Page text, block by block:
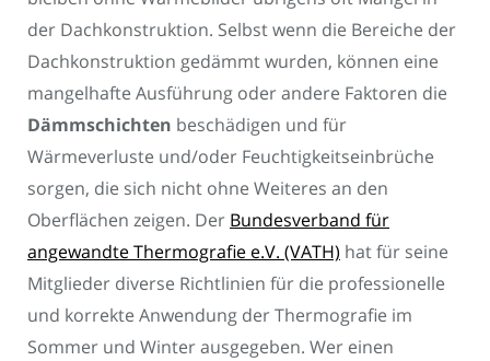
der Dachkonstruktion. Selbst wenn die Bereiche der
Dachkonstruktion gedämmt wurden, können eine
mangelhafte Ausführung oder andere Faktoren die
Dämmschichten beschädigen und für
Wärmeverluste und/oder Feuchtigkeitseinbrüche
sorgen, die sich nicht ohne Weiteres an den
Oberflächen zeigen. Der Bundesverband für
angewandte Thermografie e.V. (VATH) hat für seine
Mitglieder diverse Richtlinien für die professionelle
und korrekte Anwendung der Thermografie im
Sommer und Winter ausgegeben. Wer einen